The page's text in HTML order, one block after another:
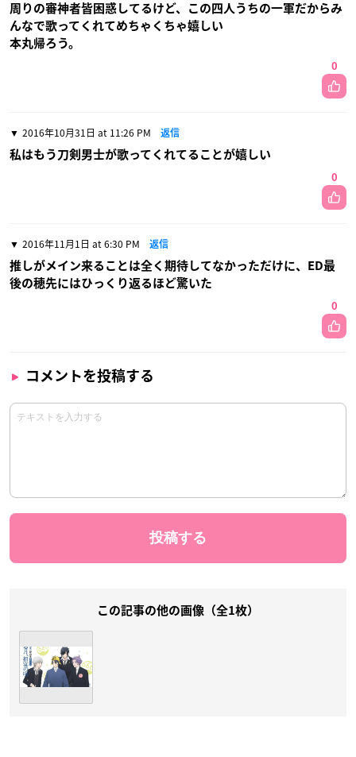
周りの審神者皆困惑してるけど、この四人うちの一軍だからみ
んなで歌ってくれてめちゃくちゃ嬉しい
本丸帰ろう。
0
2016年10月31日 at 11:26 PM 返信
私はもう刀剣男士が歌ってくれてることが嬉しい
0
2016年11月1日 at 6:30 PM 返信
推しがメイン来ることは全く期待してなかっただけに、ED最
後の穂先にはひっくり返るほど驚いた
0
コメントを投稿する
この記事の他の画像（全1枚）